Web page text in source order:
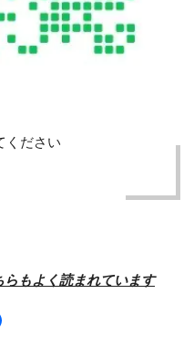
ください
もよく読まれています